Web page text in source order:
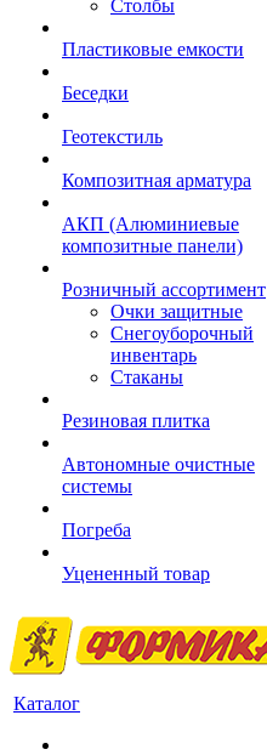
Столбы
Пластиковые емкости
Беседки
Геотекстиль
Композитная арматура
АКП (Алюминиевые
композитные панели)
Розничный ассортимент
Очки защитные
Снегоуборочный
инвентарь
Стаканы
Резиновая плитка
Автономные очистные
системы
Погреба
Уцененный товар
Каталог